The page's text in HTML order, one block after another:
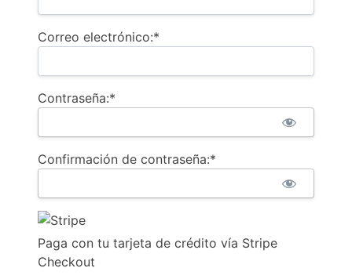
Correo electrónico:*
Contraseña:*
Confirmación de contraseña:*
Paga con tu tarjeta de crédito vía Stripe
Checkout